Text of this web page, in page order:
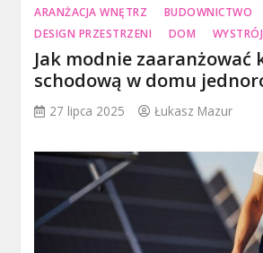
ARANŻACJA WNĘTRZ
BUDOWNICTWO
DESIGN PRZESTRZENI
DOM
Jak modnie zaaranżować
schodową w domu
27 lipca 2025 Łukasz Mazur